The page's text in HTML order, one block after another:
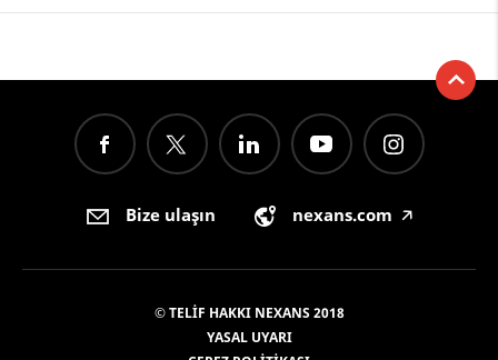
Bize ulaşın nexans.com 🡥
© TELIF HAKKI NEXANS 2018
YASAL UYARI